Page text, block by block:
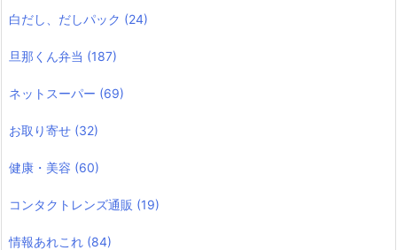
白だし、だしパック (24)
旦那くん弁当 (187)
ネットスーパー (69)
お取り寄せ (32)
健康・美容 (60)
コンタクトレンズ通販 (19)
情報あれこれ (84)